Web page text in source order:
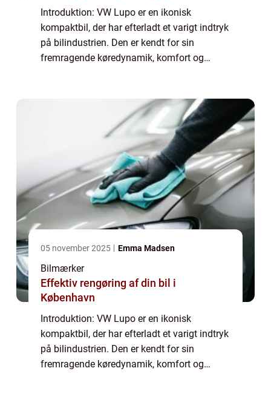
Introduktion: VW Lupo er en ikonisk
kompaktbil, der har efterladt et varigt indtryk
på bilindustrien. Den er kendt for sin
fremragende køredynamik, komfort og
05 november 2025 Emma Madsen
Bilmærker
Effektiv rengøring af din bil i
København
Introduktion: VW Lupo er en ikonisk
kompaktbil, der har efterladt et varigt indtryk
på bilindustrien. Den er kendt for sin
fremragende køredynamik, komfort og